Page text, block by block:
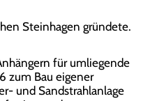
Steinhagen gründete.
für umliegende
zum Bau eigener
und Sandstrahlanlage